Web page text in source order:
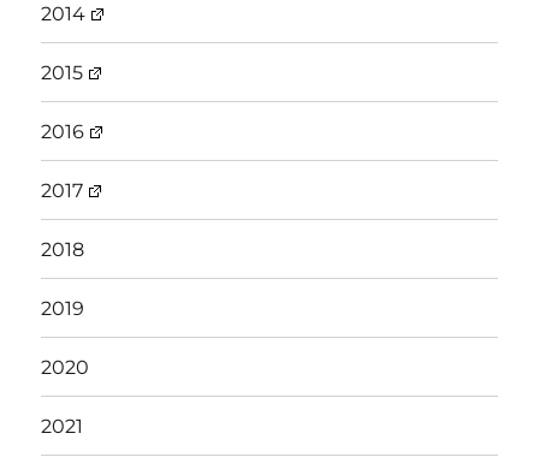
2014
2015
2016
2017
2018
2019
2020
2021